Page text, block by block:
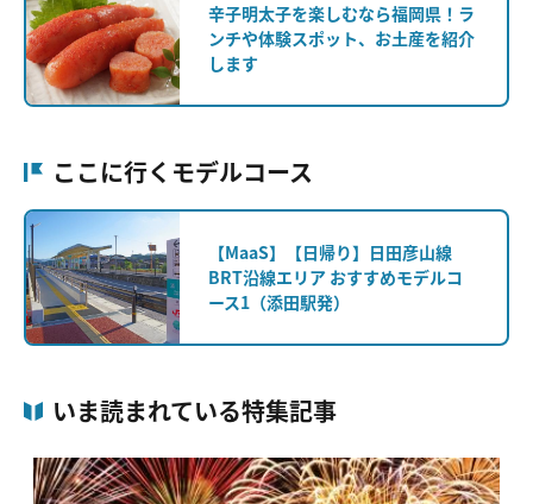
辛子明太子を楽しむなら福岡県！ラ
ンチや体験スポット、お土産を紹介
します
ここに行くモデルコース
【MaaS】【日帰り】日田彦山線
BRT沿線エリア おすすめモデルコ
ース1（添田駅発）
いま読まれている特集記事